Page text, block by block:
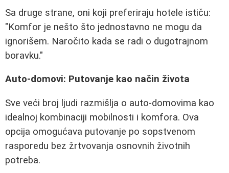
Sa druge strane, oni koji preferiraju hotele ističu:
"Komfor je nešto što jednostavno ne mogu da
ignorišem. Naročito kada se radi o dugotrajnom
boravku."
Auto-domovi: Putovanje kao način života
Sve veći broj ljudi razmišlja o auto-domovima kao
idealnoj kombinaciji mobilnosti i komfora. Ova
opcija omogućava putovanje po sopstvenom
rasporedu bez žrtvovanja osnovnih životnih
potreba.